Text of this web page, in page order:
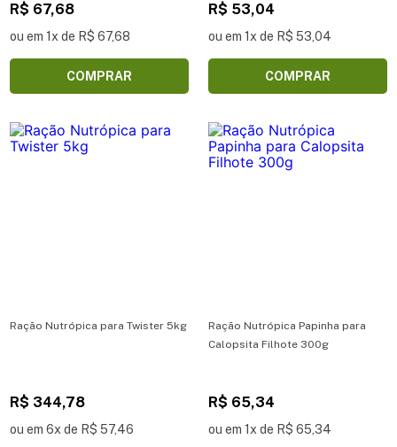
R$ 67,68
ou em 1x de R$ 67,68
COMPRAR
R$ 53,04
ou em 1x de R$ 53,04
COMPRAR
Ração Nutrópica para Twister 5kg
R$ 344,78
ou em 6x de R$ 57,46
Ração Nutrópica Papinha para
Calopsita Filhote 300g
R$ 65,34
ou em 1x de R$ 65,34